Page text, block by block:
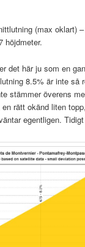
(max oklart)
höjdmeter.
det här ju som en
8.5% är inte så
stämmer överens
rätt okänd liten
egentligen.